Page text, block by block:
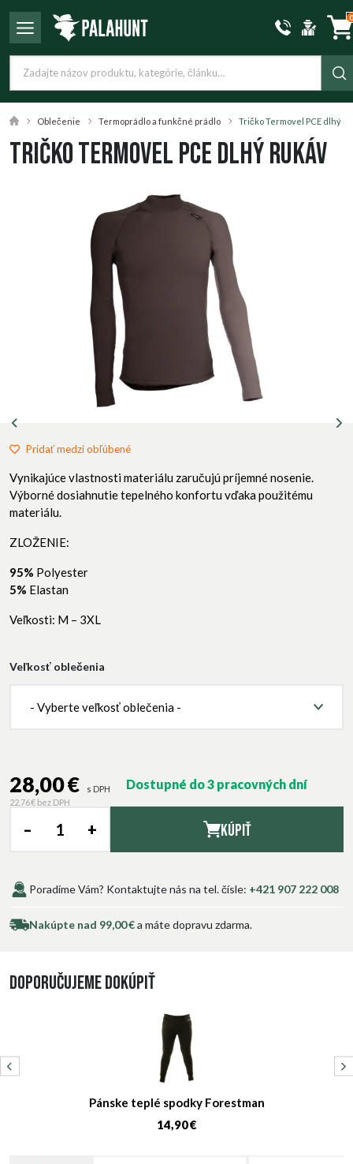
0
Oblečenie Termoprádlo a funkčné prádlo Tričko Termovel PCE dlhý
Tričko Termovel PCE dlhý rukáv
Pridať medzi obľúbené
Vynikajúce vlastnosti materiálu zaručujú príjemné nosenie.
Výborné dosiahnutie tepelného konfortu vďaka použitému
materiálu.
ZLOŽENIE:
95% Polyester
5% Elastan
Veľkosti: M – 3XL
Veľkosť oblečenia
- Vyberte veľkosť oblečenia -
28,00 €
s DPH
22,76 € bez DPH
Dostupné do 3 pracovných dní
– + Kúpiť
Poradíme Vám? Kontaktujte nás na tel. čísle: +421 907 222 008
Nakúpte nad 99,00 €a máte dopravu zdarma.
Doporučujeme dokúpiť
Pánske teplé spodky Forestman
14,90 €